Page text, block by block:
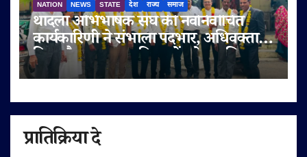
NATION NEWS STATE देश राज्य समाज
थांदला अभिभाषक संघ की नवनिर्वाचित
कार्यकारिणी ने संभाला पदभार, अधिवक्ता
हित और पक्षकार सुविधाओं को प्राथमिकता
प्रातिक्रिया दे